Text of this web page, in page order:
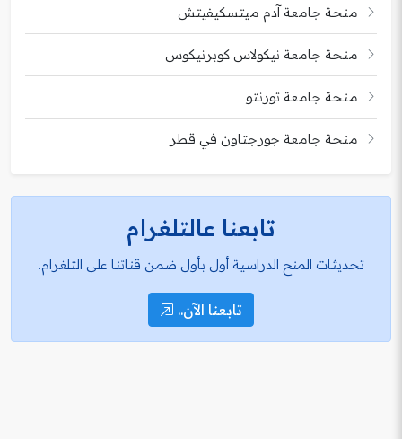
منحة جامعة آدم ميتسكيفيتش
منحة جامعة نيكولاس كوبرنيكوس
منحة جامعة تورنتو
منحة جامعة جورجتاون في قطر
تابعنا عالتلغرام
تحديثات المنح الدراسية أول بأول ضمن قناتنا على التلغرام.
تابعنا الآن..